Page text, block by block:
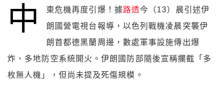
中 東危機再度引爆！據路透今（13）晨引述伊
朗國營電視台報導，以色列戰機凌晨突襲伊
朗首都德黑蘭周邊，數處軍事設施傳出爆
炸、多地防空系統開火。伊朗國防部隨後宣稱攔截「多
枚無人機」，但尚未提及死傷規模。